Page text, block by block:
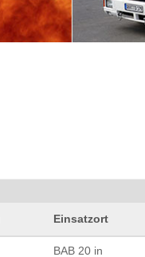
Einsatzort
BAB 20 in